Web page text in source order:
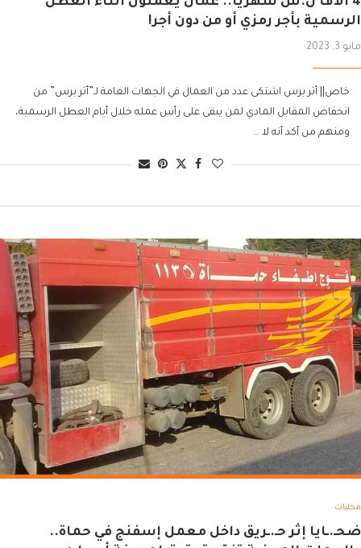
الرسمية بأجر رمزي أو من دون أجر!
مايو 3, 2023
خاص|| أثر برس اشتكى عدد من العمال في الجهات العامة لـ”أثر برس” من
انخفاض المقابل المادي لمن يبقى على رأس عمله خلال أيام العطل الرسمية،
ومنهم من أكد أنه لا …
محليات
ضحـ.ـايا إثر حـ.ـريق داخل معمل إسفنج في حماة..